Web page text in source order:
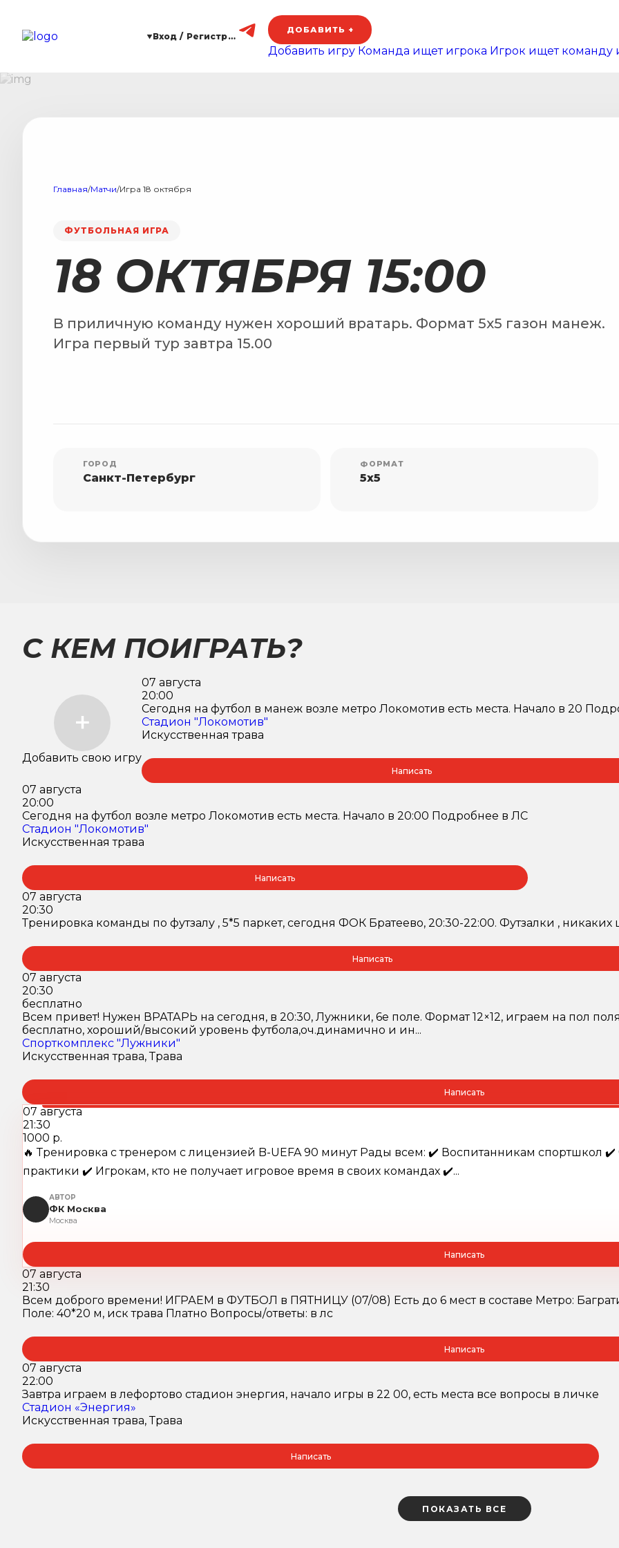
Вход / Регистрация
ДОБАВИТЬ +
Добавить игру Команда ищет игрока Игрок ищет команду
Главная/Матчи/Игра 18 октября
ФУТБОЛЬНАЯ ИГРА
18 ОКТЯБРЯ 15:00
В приличную команду нужен хороший вратарь. Формат 5х5 газон манеж.
Игра первый тур завтра 15.00
ГОРОД
Санкт-Петербург
ФОРМАТ
5x5
С КЕМ ПОИГРАТЬ?
Добавить свою игру
07 августа
20:00
Сегодня на футбол в манеж возле метро Локомотив есть места. Начало в 20
Стадион "Локомотив"
Искусственная трава
Написать
07 августа
20:00
Сегодня на футбол возле метро Локомотив есть места. Начало в 20:00 Подробнее в ЛС
Стадион "Локомотив"
Искусственная трава
Написать
07 августа
20:30
Тренировка команды по футзалу , 5*5 паркет, сегодня ФОК Братеево, 20:30-22:00. Футзалки ,
Написать
07 августа
20:30
бесплатно
Всем привет! Нужен ВРАТАРЬ на сегодня, в 20:30, Лужники, 6е поле. Формат 12×12, играем на пол
бесплатно, хороший/высокий уровень футбола,оч.динамично и ин...
Спорткомплекс "Лужники"
Искусственная трава, Трава
Написать
07 августа
21:30
1000 р.
🔥 Тренировка с тренером c лицензией B-UEFA 90 минут Рады всем: ✔️ Воспитанникам спортшкол ✔️
практики ✔️ Игрокам, кто не получает игровое время в своих командах ✔️...
АВТОР
ФК Москва
Москва
Написать
07 августа
21:30
Всем доброго времени! ИГРАЕМ в ФУТБОЛ в ПЯТНИЦУ (07/08) Есть до 6 мест в составе Метро:
Поле: 40*20 м, иск трава Платно Вопросы/ответы: в лс
Написать
07 августа
22:00
Завтра играем в лефортово стадион энергия, начало игры в 22 00, есть места все вопросы в личке
Стадион «Энергия»
Искусственная трава, Трава
Написать
ПОКАЗАТЬ ВСЕ